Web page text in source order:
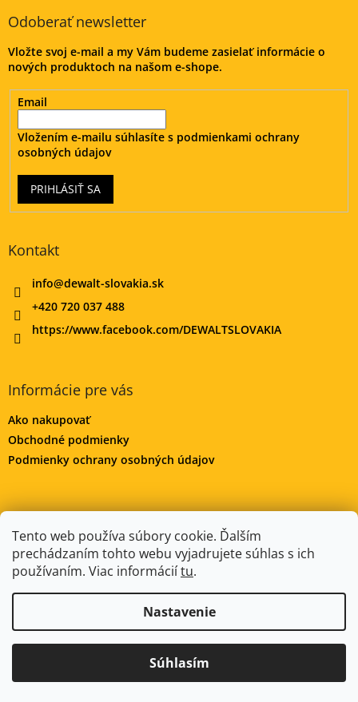
Tento web používa súbory cookie. Ďalším
prechádzaním tohto webu vyjadrujete súhlas s ich
používaním. Viac informáciítu.
Nastavenie
Súhlasím
Odoberať newsletter
Vložte svoj e-mail a my Vám budeme zasielať informácie o
nových produktoch na našom e-shope.
Email
Vložením e-mailu súhlasíte s podmienkami ochrany
osobných údajov
PRIHLÁSIŤ SA
Kontakt
info@dewalt-slovakia.sk
+420 720 037 488
https://www.facebook.com/DEWALTSLOVAKIA
Informácie pre vás
Ako nakupovať
Obchodné podmienky
Podmienky ochrany osobných údajov
Upraviť nastavenie cookies